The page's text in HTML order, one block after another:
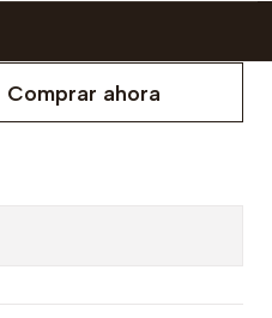
Comprar ahora